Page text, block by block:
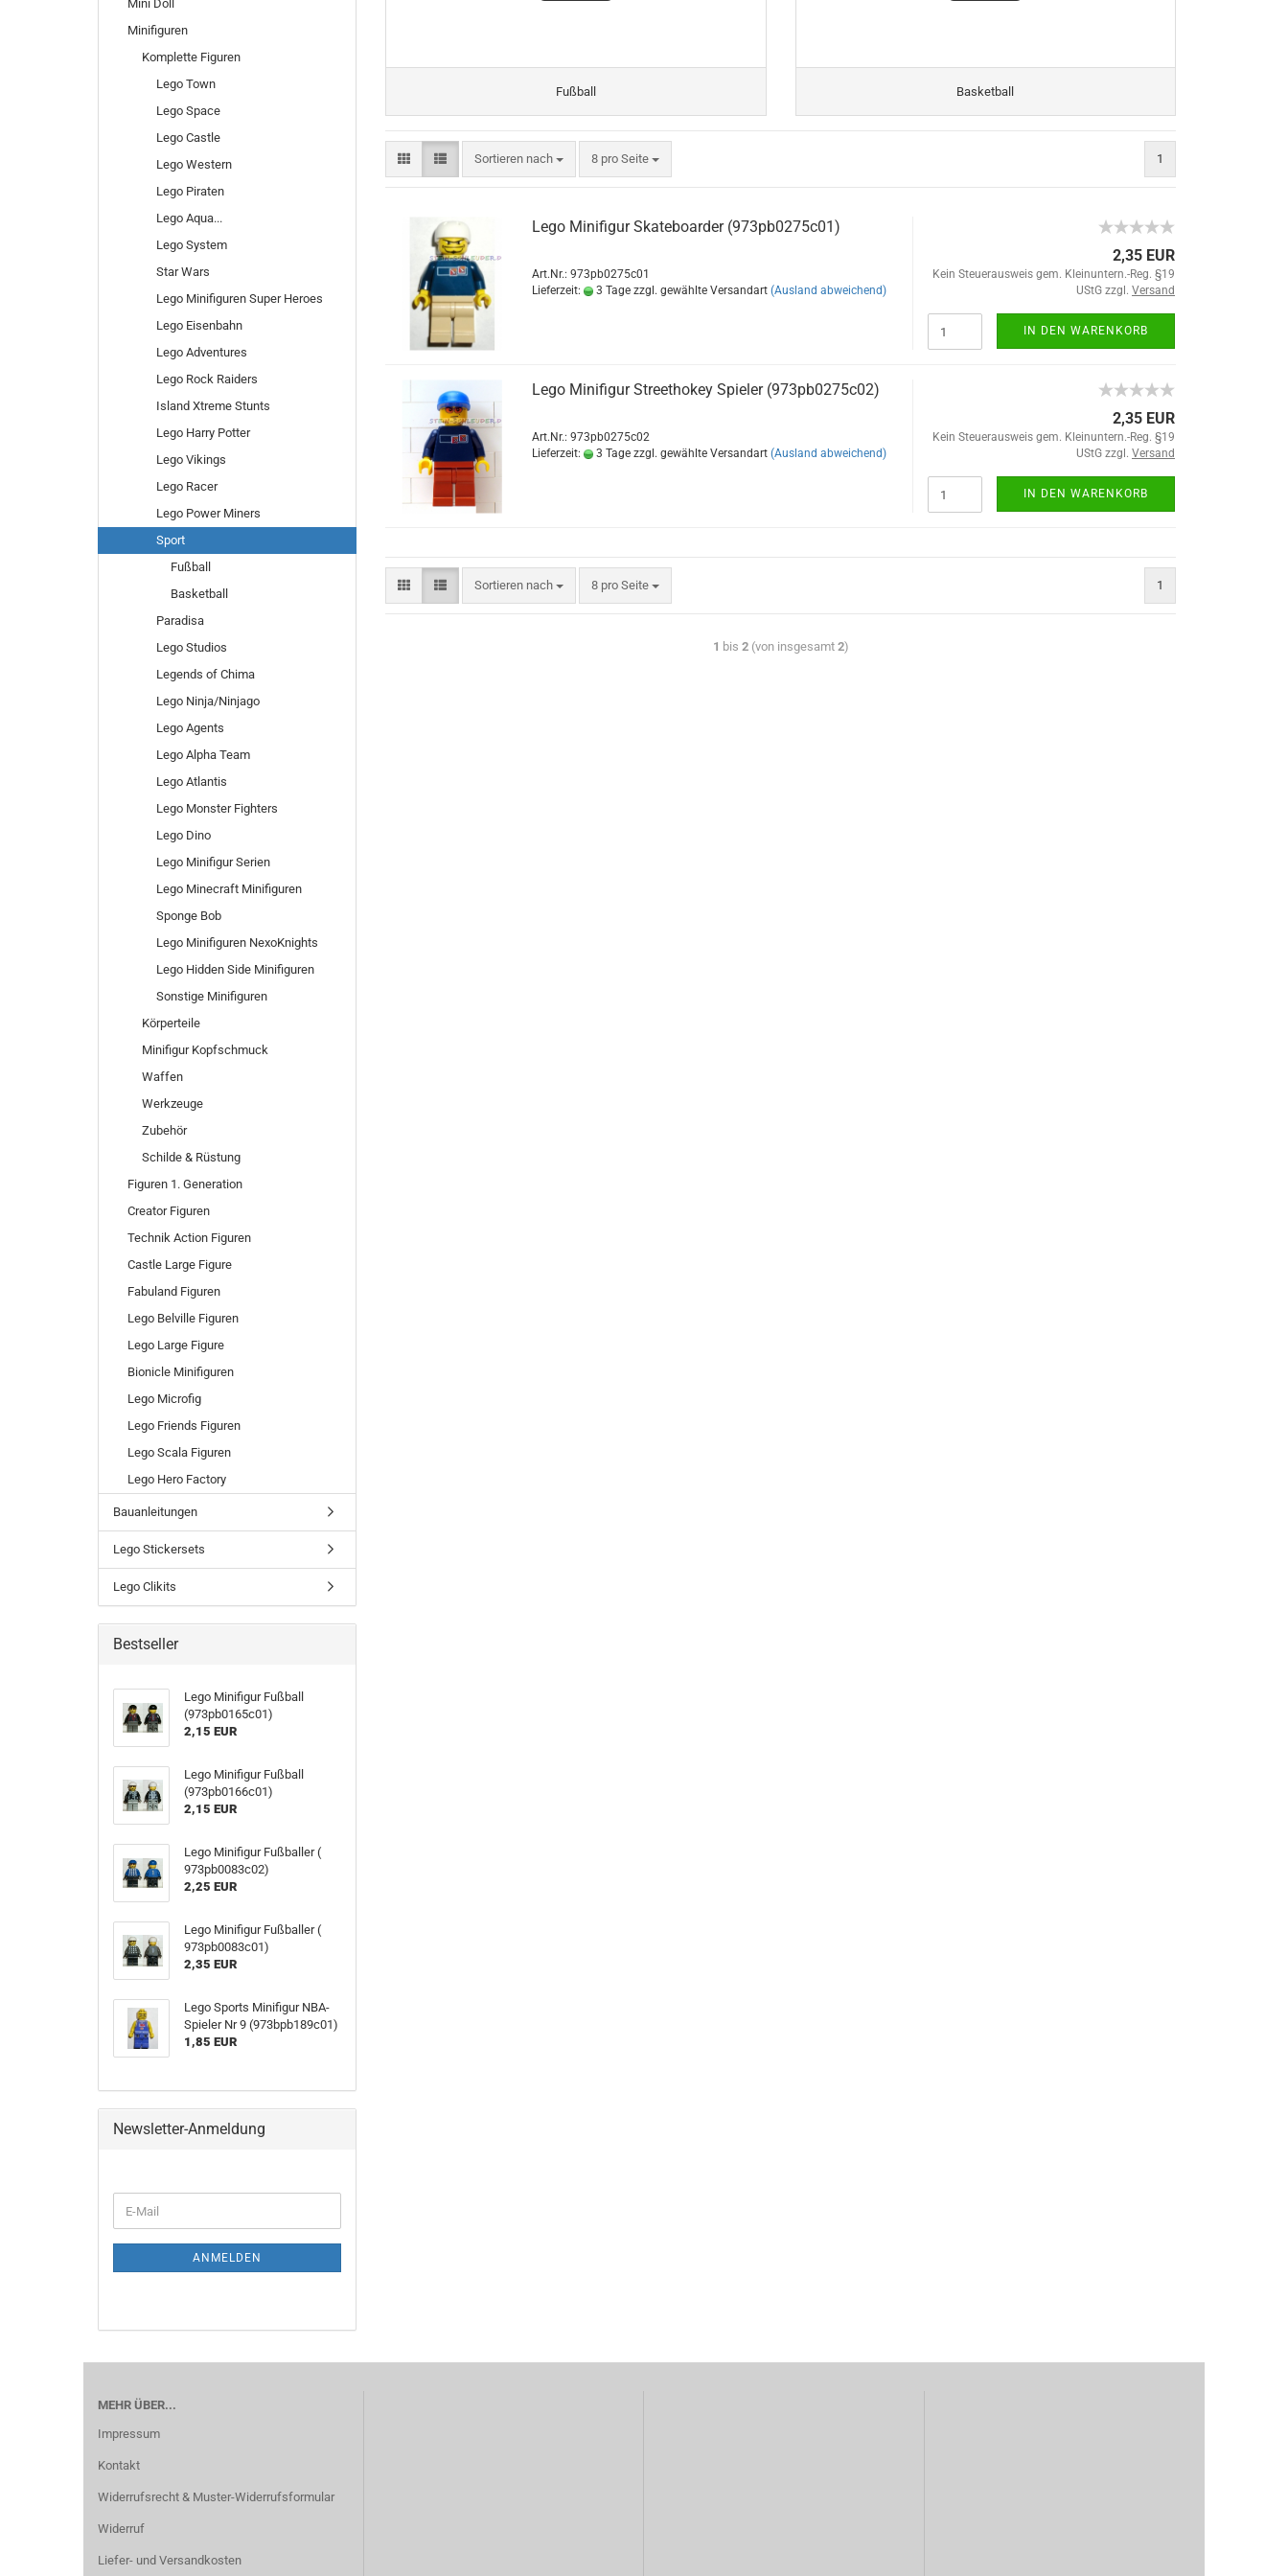
Fußball Basketball
Sortieren nach 8 pro Seite 1
Lego Minifigur Skateboarder (973pb0275c01)
Art.Nr.: 973pb0275c01
Lieferzeit:
3 Tage zzgl. gewählte Versandart (Ausland abweichend)
2,35 EUR
Kein Steuerausweis gem. Kleinuntern.-Reg. §19
UStG zzgl. Versand
IN DEN WARENKORB
Lego Minifigur Streethokey Spieler (973pb0275c02)
Art.Nr.: 973pb0275c02
Lieferzeit:
3 Tage zzgl. gewählte Versandart (Ausland abweichend)
2,35 EUR
Kein Steuerausweis gem. Kleinuntern.-Reg. §19
UStG zzgl. Versand
IN DEN WARENKORB
Sortieren nach 8 pro Seite 1
1 bis 2(von insgesamt 2)
Mini Doll
Minifiguren
Komplette Figuren
Lego Town
Lego Space
Lego Castle
Lego Western
Lego Piraten
Lego Aqua...
Lego System
Star Wars
Lego Minifiguren Super Heroes
Lego Eisenbahn
Lego Adventures
Lego Rock Raiders
Island Xtreme Stunts
Lego Harry Potter
Lego Vikings
Lego Racer
Lego Power Miners
Sport
Fußball
Basketball
Paradisa
Lego Studios
Legends of Chima
Lego Ninja/Ninjago
Lego Agents
Lego Alpha Team
Lego Atlantis
Lego Monster Fighters
Lego Dino
Lego Minifigur Serien
Lego Minecraft Minifiguren
Sponge Bob
Lego Minifiguren NexoKnights
Lego Hidden Side Minifiguren
Sonstige Minifiguren
Körperteile
Minifigur Kopfschmuck
Waffen
Werkzeuge
Zubehör
Schilde & Rüstung
Figuren 1. Generation
Creator Figuren
Technik Action Figuren
Castle Large Figure
Fabuland Figuren
Lego Belville Figuren
Lego Large Figure
Bionicle Minifiguren
Lego Microfig
Lego Friends Figuren
Lego Scala Figuren
Lego Hero Factory
Bauanleitungen
Lego Stickersets
Lego Clikits
Bestseller
Lego Minifigur Fußball
(973pb0165c01)
2,15 EUR
Lego Minifigur Fußball
(973pb0166c01)
2,15 EUR
Lego Minifigur Fußballer (
973pb0083c02)
2,25 EUR
Lego Minifigur Fußballer (
973pb0083c01)
2,35 EUR
Lego Sports Minifigur NBA-
Spieler Nr 9 (973bpb189c01)
1,85 EUR
Newsletter-Anmeldung
ANMELDEN
MEHR ÜBER...
Impressum
Kontakt
Widerrufsrecht & Muster-Widerrufsformular
Widerruf
Liefer- und Versandkosten